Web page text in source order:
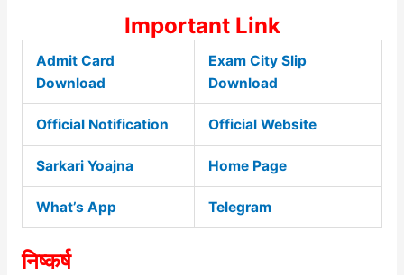
Important Link
Admit Card
Download
Exam City Slip
Download
Official Notification Official Website
Sarkari Yoajna Home Page
What’s App Telegram
निष्कर्ष